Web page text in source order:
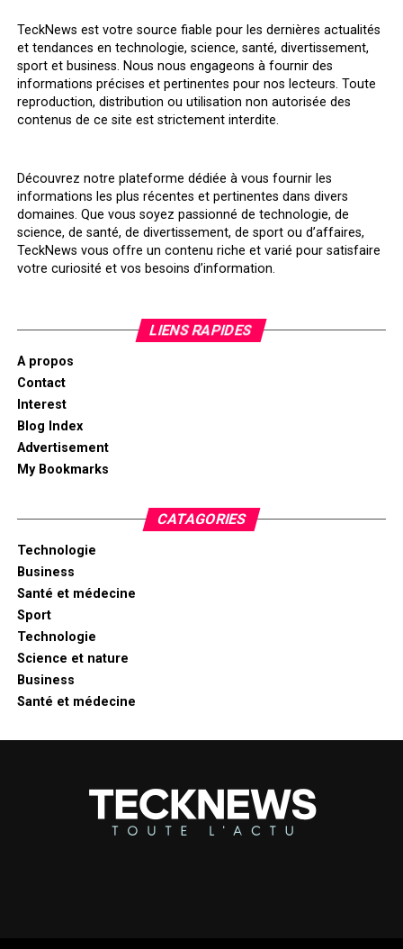
TeckNews est votre source fiable pour les dernières actualités
et tendances en technologie, science, santé, divertissement,
sport et business. Nous nous engageons à fournir des
informations précises et pertinentes pour nos lecteurs. Toute
reproduction, distribution ou utilisation non autorisée des
contenus de ce site est strictement interdite.
Découvrez notre plateforme dédiée à vous fournir les
informations les plus récentes et pertinentes dans divers
domaines. Que vous soyez passionné de technologie, de
science, de santé, de divertissement, de sport ou d’affaires,
TeckNews vous offre un contenu riche et varié pour satisfaire
votre curiosité et vos besoins d’information.
LIENS RAPIDES
A propos
Contact
Interest
Blog Index
Advertisement
My Bookmarks
CATAGORIES
Technologie
Business
Santé et médecine
Sport
Technologie
Science et nature
Business
Santé et médecine